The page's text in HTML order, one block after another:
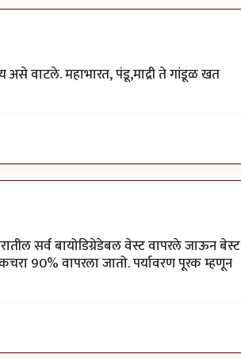
वाटले. महाभारत, पंडू,माद्री ते गांडूळ खत
सर्व बायोडिग्रेडेबल वेस्ट वापरले जाऊन बेस्ट
90% वापरला जातो. पर्यावरण पूरक म्हणून